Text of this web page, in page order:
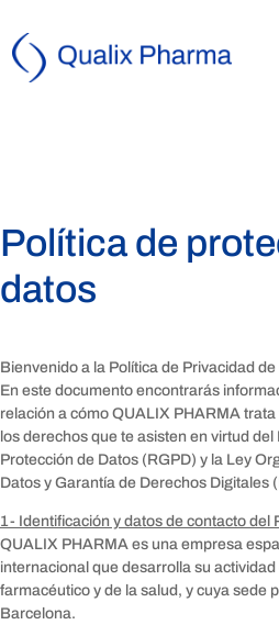
Política de
datos
Bienvenido a la Política de Privacidad
En este documento encontrarás
relación a cómo QUALIX PHARMA
los derechos que te asisten en virtud
Protección de Datos (RGPD) y la Ley
Datos y Garantía de Derechos Digitales
1- Identificación y datos de contacto del
QUALIX PHARMA es una empresa
internacional que desarrolla su
farmacéutico y de la salud, y cuya sede
Barcelona.